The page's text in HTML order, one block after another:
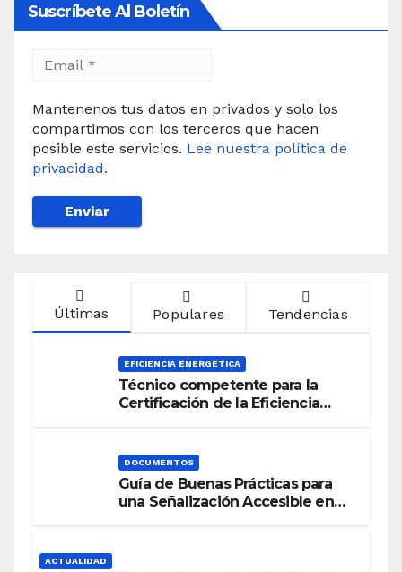
Suscríbete Al Boletín
Mantenenos tus datos en privados y solo los
compartimos con los terceros que hacen
posible este servicios. Lee nuestra política de
privacidad.
Últimas Populares Tendencias
EFICIENCIA ENERGÉTICA
Técnico competente para la
Certificación de la Eficiencia
DOCUMENTOS
Guía de Buenas Prácticas para
una Señalización Accesible en
ACTUALIDAD